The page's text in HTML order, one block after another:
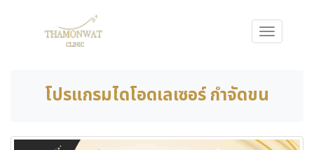
โปรแกรมไดโอดเลเซอร์ กำจัดขน